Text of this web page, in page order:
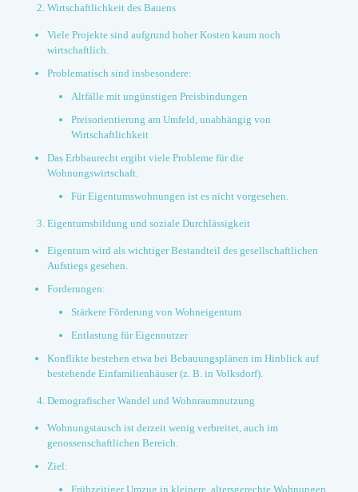
Wirtschaftlichkeit des Bauens
Viele Projekte sind aufgrund hoher Kosten kaum noch
wirtschaftlich.
Problematisch sind insbesondere:
Altfälle mit ungünstigen Preisbindungen
Preisorientierung am Umfeld, unabhängig von
Wirtschaftlichkeit
Das Erbbaurecht ergibt viele Probleme für die
Wohnungswirtschaft.
Für Eigentumswohnungen ist es nicht vorgesehen.
Eigentumsbildung und soziale Durchlässigkeit
Eigentum wird als wichtiger Bestandteil des gesellschaftlichen
Aufstiegs gesehen.
Forderungen:
Stärkere Förderung von Wohneigentum
Entlastung für Eigennutzer
Konflikte bestehen etwa bei Bebauungsplänen im Hinblick auf
bestehende Einfamilienhäuser (z. B. in Volksdorf).
Demografischer Wandel und Wohnraumnutzung
Wohnungstausch ist derzeit wenig verbreitet, auch im
genossenschaftlichen Bereich.
Ziel:
Frühzeitiger Umzug in kleinere, altersgerechte Wohnungen